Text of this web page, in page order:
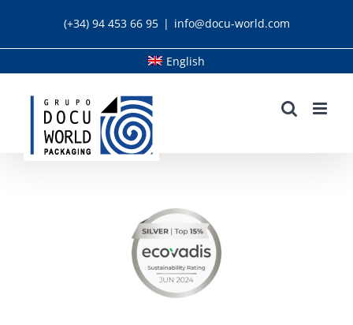
(+34) 94 453 66 95 | info@docu-world.com
English